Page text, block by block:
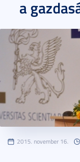
a
2015. november 16.